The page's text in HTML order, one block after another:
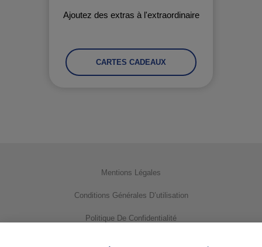
Ajoutez des extras à l'extraordinaire
CARTES CADEAUX
Mentions Légales
Conditions Générales D’utilisation
Politique De Confidentialité